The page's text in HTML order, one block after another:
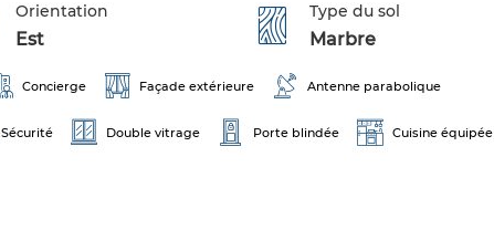
Orientation
Est
Type du sol
Marbre
Concierge Façade extérieure Antenne parabolique
Sécurité Double vitrage Porte blindée Cuisine équipée